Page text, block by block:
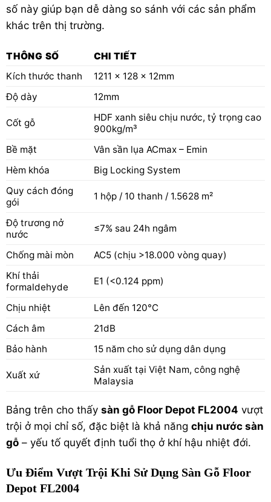
số này giúp bạn dễ dàng so sánh với các sản phẩm
khác trên thị trường.
THÔNG SỐ
CHI TIẾT
Kích thước thanh
1211 x 128 x 12mm
Độ dày
12mm
Cốt gỗ
HDF xanh siêu chịu nước, tỷ trọng cao
900kg/m³
Bề mặt
Vân sần lụa ACmax – Emin
Hèm khóa
Big Locking System
Quy cách đóng
gói
1 hộp / 10 thanh / 1.5628 m²
Độ trương nở
nước
≤7% sau 24h ngâm
Chống mài mòn
AC5 (chịu >18.000 vòng quay)
Khí thải
formaldehyde
E1 (<0.124 ppm)
Chịu nhiệt
Lên đến 120°C
Cách âm
21dB
Bảo hành
15 năm cho sử dụng dân dụng
Xuất xứ
Sản xuất tại Việt Nam, công nghệ
Malaysia
Bảng trên cho thấy sàn gỗ Floor Depot FL2004 vượt
trội ở mọi chỉ số, đặc biệt là khả năng chịu nước sàn
gỗ – yếu tố quyết định tuổi thọ ở khí hậu nhiệt đới.
Ưu Điểm Vượt Trội Khi Sử Dụng Sàn Gỗ Floor
Depot FL2004